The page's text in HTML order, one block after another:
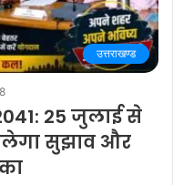
उत्तराखण्ड
8
25 जुलाई से
सुझाव और